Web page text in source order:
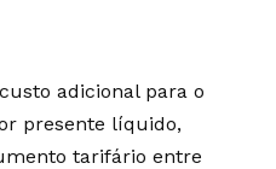
adicional para o
presente líquido,
tarifário entre